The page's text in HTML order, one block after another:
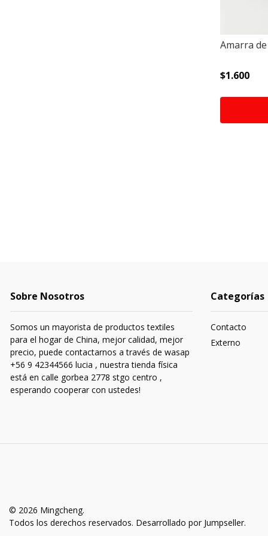
Amarra
$1.600
Sobre Nosotros
Somos un mayorista de productos textiles
para el hogar de China, mejor calidad, mejor
precio, puede contactarnos a través de wasap
+56 9 42344566 lucia , nuestra tienda física
está en calle gorbea 2778 stgo centro ,
esperando cooperar con ustedes!
Categorías
Contacto
Externo
© 2026 Mingcheng.
Todos los derechos reservados. Desarrollado por Jumpseller.